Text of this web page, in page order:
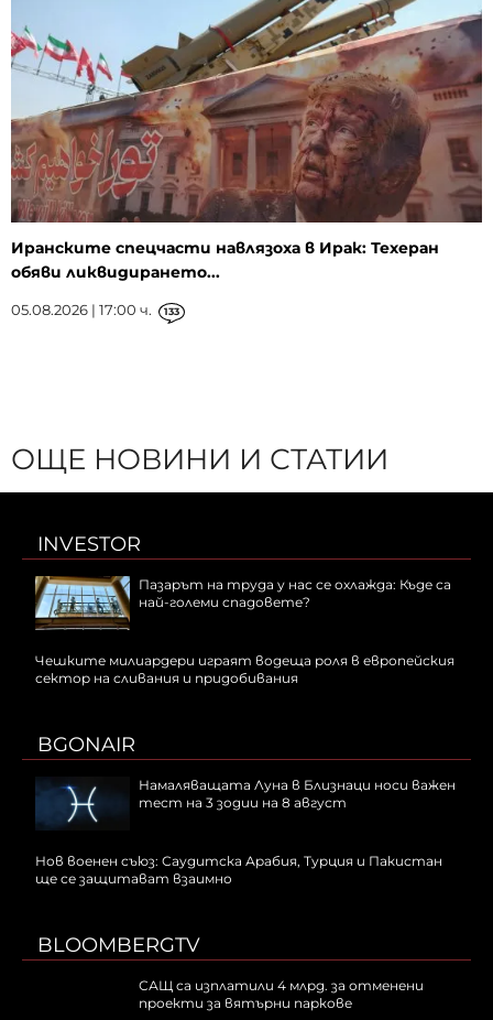
Иранските спецчасти навлязоха в Ирак: Техеран
обяви ликвидирането...
05.08.2026 | 17:00 ч. 133
ОЩЕ НОВИНИ И СТАТИИ
INVESTOR
Пазарът на труда у нас се охлажда: Къде са
най-големи спадовете?
Чешките милиардери играят водеща роля в европейския
сектор на сливания и придобивания
BGONAIR
Намаляващата Луна в Близнаци носи важен
тест на 3 зодии на 8 август
Нов военен съюз: Саудитска Арабия, Турция и Пакистан
ще се защитават взаимно
BLOOMBERGTV
САЩ са изплатили 4 млрд. за отменени
проекти за вятърни паркове